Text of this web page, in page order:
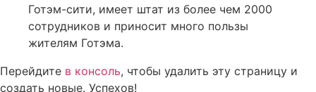
Готэм-сити, имеет штат из более чем 2000
сотрудников и приносит много пользы
жителям Готэма.
Перейдите в консоль, чтобы удалить эту страницу и
создать новые. Успехов!